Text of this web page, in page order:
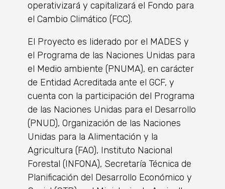
operativizará y capitalizará el Fondo para
el Cambio Climático (FCC).
El Proyecto es liderado por el MADES y
el Programa de las Naciones Unidas para
el Medio ambiente (PNUMA), en carácter
de Entidad Acreditada ante el GCF, y
cuenta con la participación del Programa
de las Naciones Unidas para el Desarrollo
(PNUD), Organización de las Naciones
Unidas para la Alimentación y la
Agricultura (FAO), Instituto Nacional
Forestal (INFONA), Secretaría Técnica de
Planificación del Desarrollo Económico y